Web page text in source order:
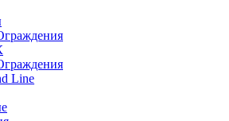
Line